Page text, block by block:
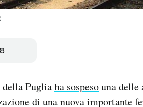
Pugliaha sospesouna delle
di una nuova importante